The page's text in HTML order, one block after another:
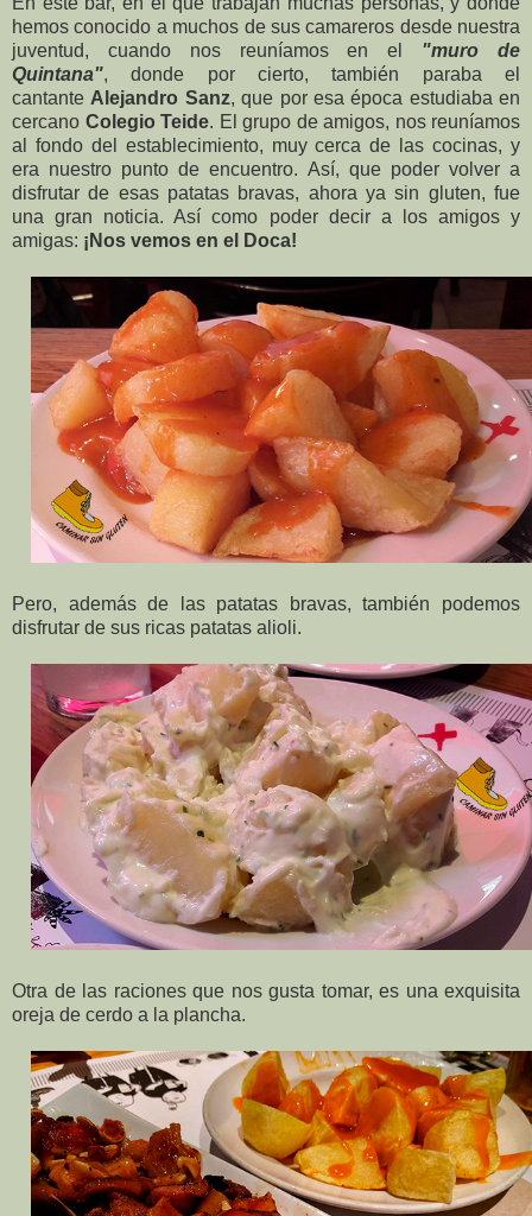
hemos conocido a muchos de sus camareros desde nuestra
juventud, cuando nos reuníamos en el "muro de
Quintana", donde por cierto, también paraba el
cantante Alejandro Sanz, que por esa época estudiaba en
cercano Colegio Teide. El grupo de amigos, nos reuníamos
al fondo del establecimiento, muy cerca de las cocinas, y
era nuestro punto de encuentro. Así, que poder volver a
disfrutar de esas patatas bravas, ahora ya sin gluten, fue
una gran noticia. Así como poder decir a los amigos y
amigas: ¡Nos vemos en el Doca!
Pero, además de las patatas bravas, también podemos
disfrutar de sus ricas patatas alioli.
Otra de las raciones que nos gusta tomar, es una exquisita
oreja de cerdo a la plancha.